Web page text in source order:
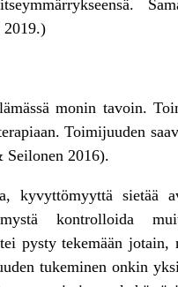
2019.)
monin tavoin.
Toimijuuden
Seilonen 2016).
kyvyttömyyttä sietää
kontrolloida
pysty tekemään jotain,
tukeminen onkin